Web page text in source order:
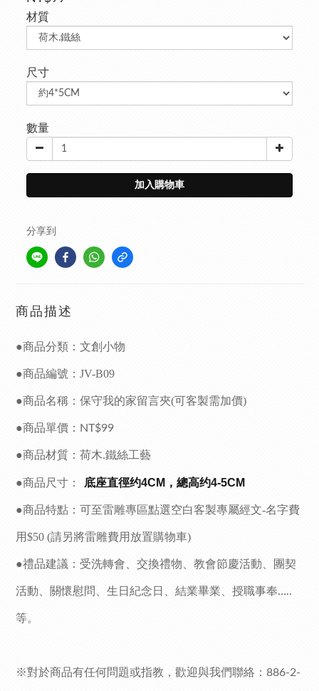
材質
尺寸
數量
加入購物車
分享到
商品描述
●商品分類：文創小物
●商品編號：JV-B09
●商品名稱：保守我的家留言夾(可客製需加價)
●商品單價： NT$99
●商品材質：荷木.鐵絲工藝
●商品尺寸： 底座直徑约4CM，總高约4-5CM
●商品特點： 可至雷雕專區點選空白客製專屬經文-名字費
用$50 (請另將雷雕費用放置購物車)
●禮品建議：受洗轉會、交換禮物 教會節慶活動、團契
活動、關懷慰問、生日紀念日、結業畢業、授職事奉…..
等。
※對於商品有任何問題或指教，歡迎與我們聯絡： 886-2-